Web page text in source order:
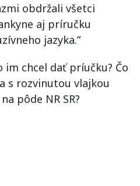
obdržali všetci
aj príručku
jazyka.”
chcel dať príučku? Čo
s rozvinutou vlajkou
pôde NR SR?